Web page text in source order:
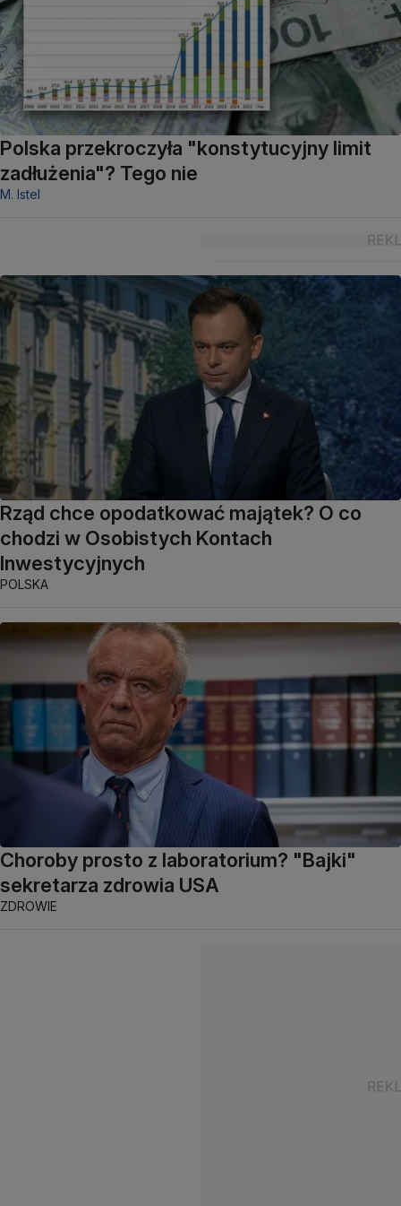
Polska przekroczyła "konstytucyjny limit
zadłużenia"? Tego nie
M. Istel
Rząd chce opodatkować majątek? O co
chodzi w Osobistych Kontach
Inwestycyjnych
POLSKA
Choroby prosto z laboratorium? "Bajki"
sekretarza zdrowia USA
ZDROWIE